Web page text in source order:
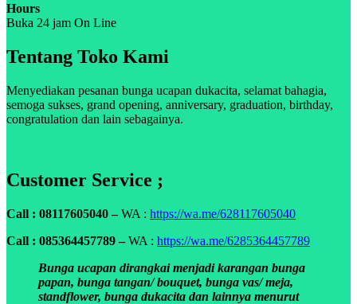
Hours
Buka 24 jam On Line
Tentang Toko Kami
Menyediakan pesanan bunga ucapan dukacita, selamat bahagia,
semoga sukses, grand opening, anniversary, graduation, birthday,
congratulation dan lain sebagainya.
Customer Service ;
Call : 08117605040 –WA : https://wa.me/628117605040
Call : 085364457789 –WA : https://wa.me/6285364457789
Bunga ucapan dirangkai menjadi karangan bunga
papan, bunga tangan/ bouquet, bunga vas/ meja,
standflower, bunga dukacita dan lainnya menurut